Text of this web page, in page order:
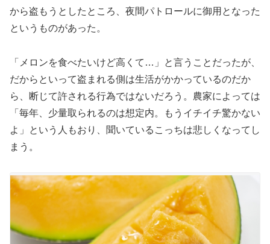
から盗もうとしたところ、夜間パトロールに御用となった
というものがあった。
「メロンを食べたいけど高くて…」と言うことだったが、
だからといって盗まれる側は生活がかかっているのだか
ら、断じて許される行為ではないだろう。農家によっては
「毎年、少量取られるのは想定内。もうイチイチ驚かない
よ」という人もおり、聞いているこっちは悲しくなってし
まう。